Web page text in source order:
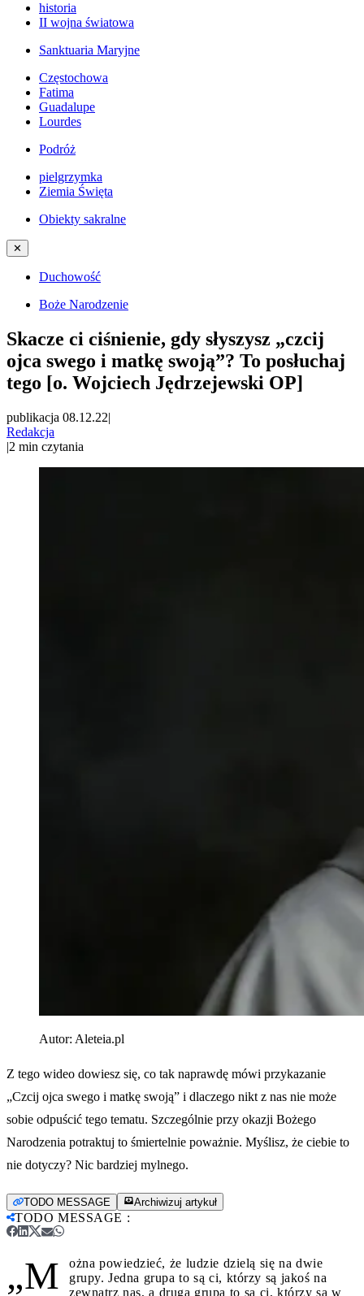
historia
II wojna światowa
Sanktuaria Maryjne
Częstochowa
Fatima
Guadalupe
Lourdes
Podróż
pielgrzymka
Ziemia Święta
Obiekty sakralne
✕
Duchowość
Boże Narodzenie
Skacze ci ciśnienie, gdy słyszysz „czcij
ojca swego i matkę swoją”? To posłuchaj
tego [o. Wojciech Jędrzejewski OP]
publikacja 08.12.22|
Redakcja
|2 min czytania
Autor: Aleteia.pl
Z tego wideo dowiesz się, co tak naprawdę mówi przykazanie
„Czcij ojca swego i matkę swoją” i dlaczego nikt z nas nie może
sobie odpuścić tego tematu. Szczególnie przy okazji Bożego
Narodzenia potraktuj to śmiertelnie poważnie. Myślisz, że ciebie to
nie dotyczy? Nic bardziej mylnego.
TODO MESSAGE Archiwizuj artykuł
TODO MESSAGE :
„M
ożna powiedzieć, że ludzie dzielą się na dwie
grupy. Jedna grupa to są ci, którzy są jakoś na
zewnątrz nas, a druga grupa to są ci, którzy są w